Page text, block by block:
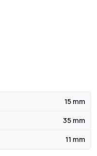
15 mm
35 mm
11 mm